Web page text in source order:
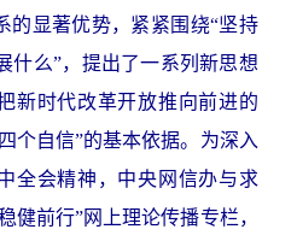
的显著优势，紧紧围绕“坚持
什么”，提出了一系列新思想
新时代改革开放推向前进的
个自信”的基本依据。为深入
全会精神，中央网信办与求
健前行”网上理论传播专栏，